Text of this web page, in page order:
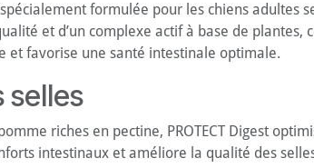
formulée pour les chiens adultes
et d’un complexe actif à base de
et favorise une santé intestinale optimale.
selles
riches en pectine, PROTECT Digest
intestinaux et améliore la qualité des